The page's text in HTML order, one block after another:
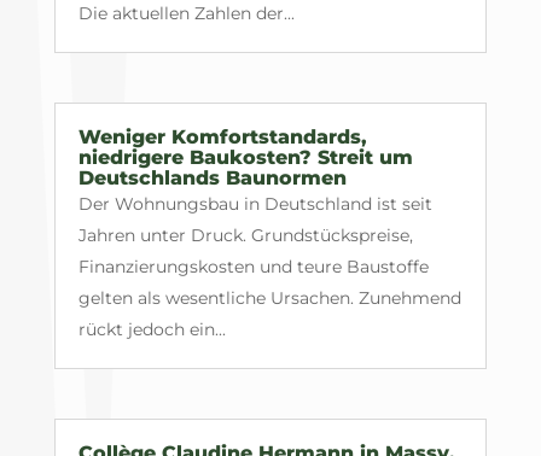
Die aktuellen Zahlen der...
Weniger Komfortstandards,
niedrigere Baukosten? Streit um
Deutschlands Baunormen
Der Wohnungsbau in Deutschland ist seit
Jahren unter Druck. Grundstückspreise,
Finanzierungskosten und teure Baustoffe
gelten als wesentliche Ursachen. Zunehmend
rückt jedoch ein...